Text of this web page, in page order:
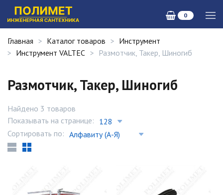
0
Главная Каталог товаров
Инструмент
Инструмент VALTEC
Размотчик, Такер, Шиногиб
Размотчик, Такер, Шиногиб
Найдено 3 товаров
Показывать на странице:
Сортировать по: